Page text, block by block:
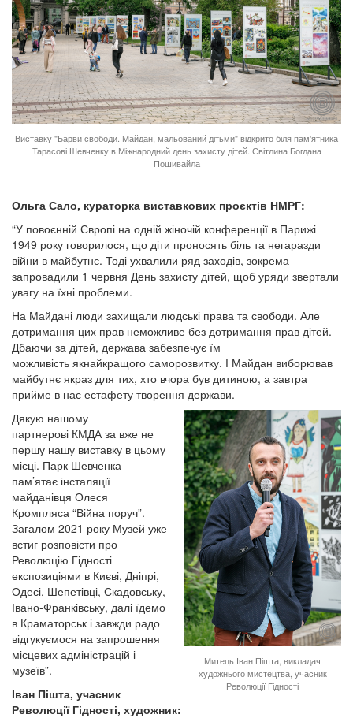
Виставку "Барви свободи. Майдан, мальований дітьми" відкрито біля пам'ятника
Тарасові Шевченку в Міжнародний день захисту дітей. Світлина Богдана
Пошивайла
Ольга Сало, кураторка виставкових проєктів НМРГ:
“У повоєнній Європі на одній жіночій конференції в Парижі
1949 року говорилося, що діти проносять біль та негаразди
війни в майбутнє. Тоді ухвалили ряд заходів, зокрема
запровадили 1 червня День захисту дітей, щоб уряди звертали
увагу на їхні проблеми.
На Майдані люди захищали людські права та свободи. Але
дотримання цих прав неможливе без дотримання прав дітей.
Дбаючи за дітей, держава забезпечує їм
можливість якнайкращого саморозвитку. І Майдан виборював
майбутнє якраз для тих, хто вчора був дитиною, а завтра
прийме в нас естафету творення держави.
Митець Іван Пішта, викладач
художнього мистецтва, учасник
Революції Гідності
Дякую нашому
партнерові КМДА за вже не
першу нашу виставку в цьому
місці. Парк Шевченка
пам’ятає інсталяції
майданівця Олеся
Кромпляса “Війна поруч”.
Загалом 2021 року Музей уже
встиг розповісти про
Революцію Гідності
експозиціями в Києві, Дніпрі,
Одесі, Шепетівці, Скадовську,
Івано-Франківську, далі їдемо
в Краматорськ і завжди радо
відгукуємося на запрошення
місцевих адміністрацій і
музеїв”.
Іван Пішта, учасник
Революції Гідності, художник: